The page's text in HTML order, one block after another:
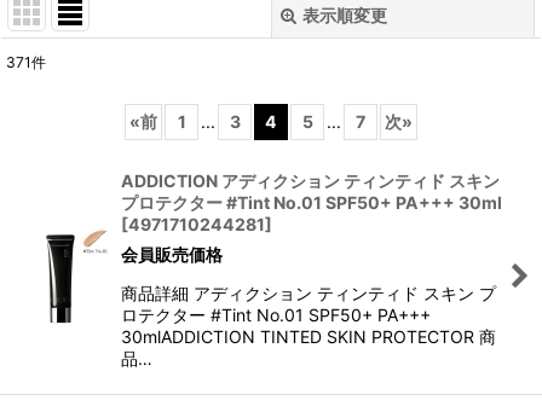
表示順変更
絞り込む
371件
«前 1 ... 3 4 5 ... 7 次»
ADDICTION アディクション ティンティド スキン
プロテクター #Tint No.01 SPF50+ PA+++ 30ml
[4971710244281]
会員販売価格
商品詳細 アディクション ティンティド スキン プ
ロテクター #Tint No.01 SPF50+ PA+++
30mlADDICTION TINTED SKIN PROTECTOR 商
品…